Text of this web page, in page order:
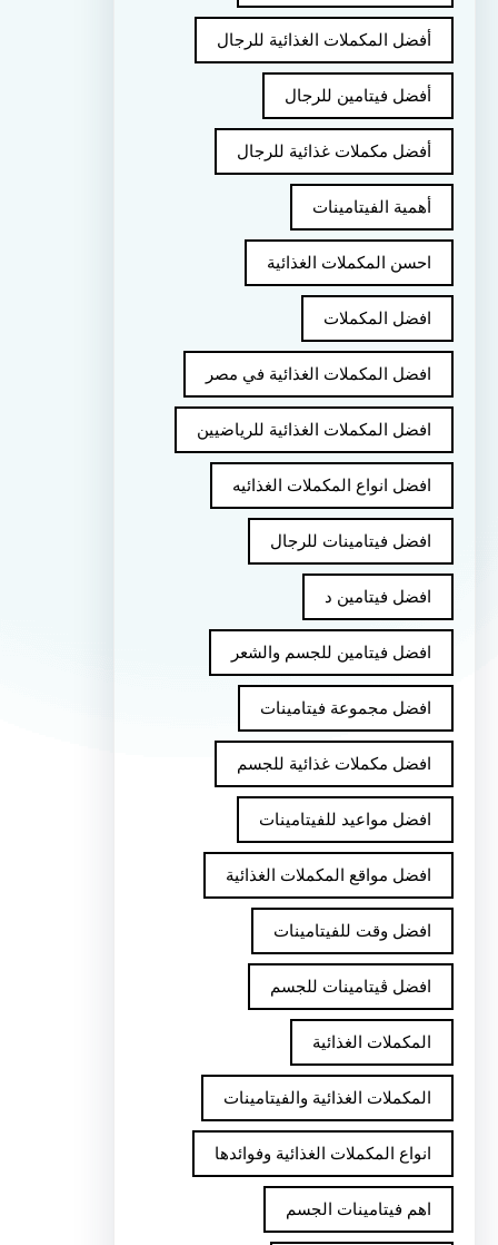
أفضل المكملات الغذائية للرجال
أفضل فيتامين للرجال
أفضل مكملات غذائية للرجال
أهمية الفيتامينات
احسن المكملات الغذائية
افضل المكملات
افضل المكملات الغذائية في مصر
افضل المكملات الغذائية للرياضيين
افضل انواع المكملات الغذائيه
افضل فيتامينات للرجال
افضل فيتامين د
افضل فيتامين للجسم والشعر
افضل مجموعة فيتامينات
افضل مكملات غذائية للجسم
افضل مواعيد للفيتامينات
افضل مواقع المكملات الغذائية
افضل وقت للفيتامينات
افضل ڤيتامينات للجسم
المكملات الغذائية
المكملات الغذائية والفيتامينات
انواع المكملات الغذائية وفوائدها
اهم فيتامينات الجسم